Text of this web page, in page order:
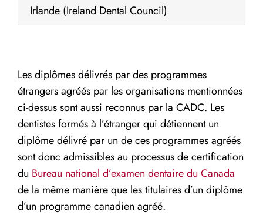
Irlande (Ireland Dental Council)
Les diplômes délivrés par des programmes
étrangers agréés par les organisations mentionnées
ci-dessus sont aussi reconnus par la CADC. Les
dentistes formés à l’étranger qui détiennent un
diplôme délivré par un de ces programmes agréés
sont donc admissibles au processus de certification
du Bureau national d’examen dentaire du Canada
de la même manière que les titulaires d’un diplôme
d’un programme canadien agréé.